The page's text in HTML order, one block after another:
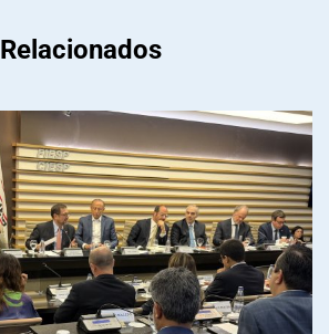
Relacionados